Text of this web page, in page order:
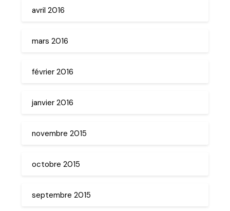
avril 2016
mars 2016
février 2016
janvier 2016
novembre 2015
octobre 2015
septembre 2015